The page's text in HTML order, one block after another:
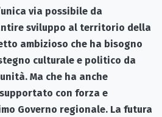
via possibile da
sviluppo al territorio della
ambizioso che ha bisogno
culturale e politico da
Ma che ha anche
con forza e
Governo regionale. La futura